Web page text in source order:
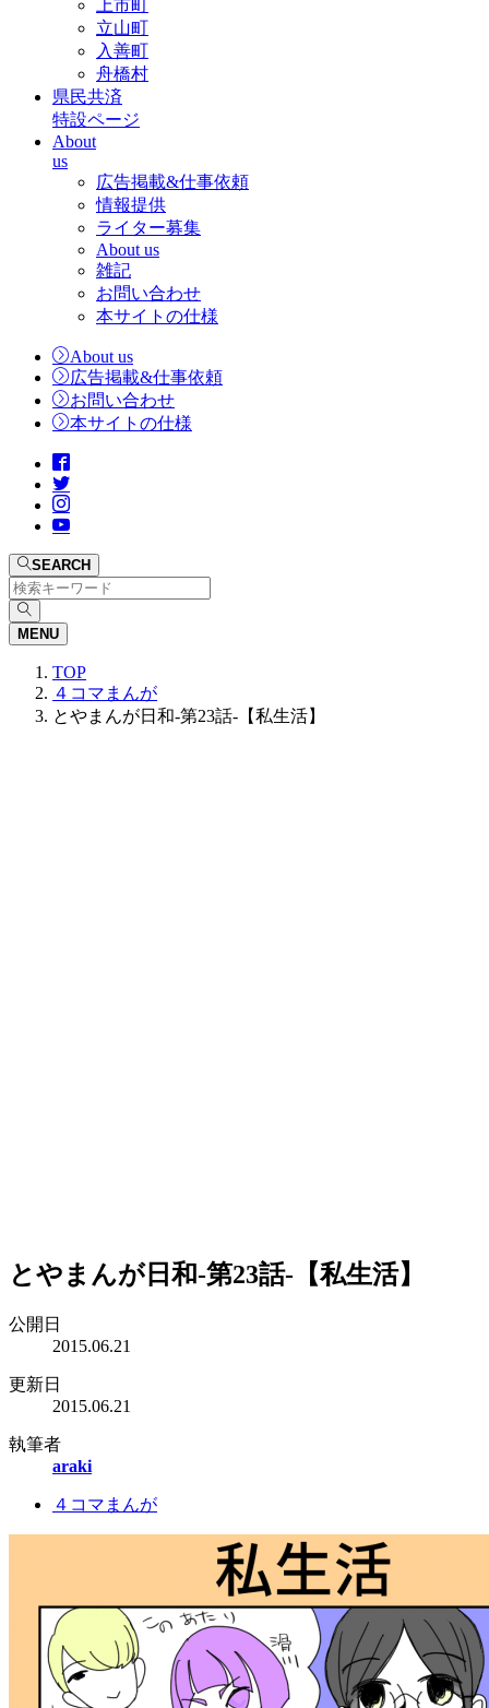
上市町
立山町
入善町
舟橋村
県民共済
特設ページ
About
us
広告掲載&仕事依頼
情報提供
ライター募集
About us
雑記
お問い合わせ
本サイトの仕様
About us
広告掲載&仕事依頼
お問い合わせ
本サイトの仕様
SEARCH
MENU
TOP
４コマまんが
とやまんが日和-第23話-【私生活】
とやまんが日和-第23話-【私生活】
公開日
2015.06.21
更新日
2015.06.21
執筆者
araki
４コマまんが